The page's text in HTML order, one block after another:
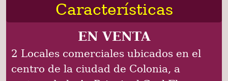
Características
EN VENTA
2 Locales comerciales ubicados en el
centro de la ciudad de Colonia, a